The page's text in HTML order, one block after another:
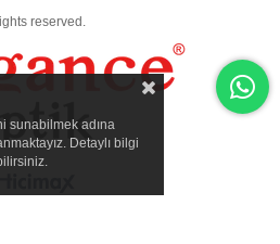
reserved.
sunabilmek adına
Detaylı bilgi